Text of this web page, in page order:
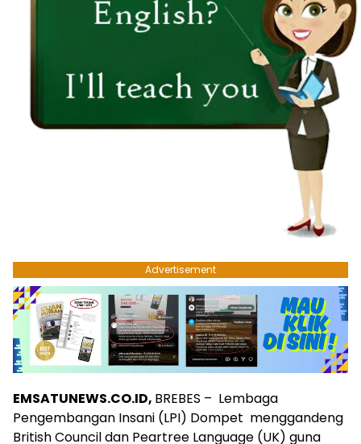
Advertisement
EMSATUNEWS.CO.ID, BREBES – Lembaga
Pengembangan Insani (LPI) Dompet menggandeng
British Council dan Peartree Language (UK) guna